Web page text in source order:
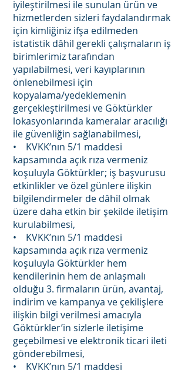
iyileştirilmesi ile sunulan ürün ve
hizmetlerden sizleri faydalandırmak
için kimliğiniz ifşa edilmeden
istatistik dâhil gerekli çalışmaların iş
birimlerimiz tarafından
yapılabilmesi, veri kayıplarının
önlenebilmesi için
kopyalama/yedeklemenin
gerçekleştirilmesi ve Göktürkler
lokasyonlarında kameralar aracılığı
ile güvenliğin sağlanabilmesi,
• KVKK’nın 5/1 maddesi
kapsamında açık rıza vermeniz
koşuluyla Göktürkler; iş başvurusu
etkinlikler ve özel günlere ilişkin
bilgilendirmeler de dâhil olmak
üzere daha etkin bir şekilde iletişim
kurulabilmesi,
• KVKK’nın 5/1 maddesi
kapsamında açık rıza vermeniz
koşuluyla Göktürkler hem
kendilerinin hem de anlaşmalı
olduğu 3. firmaların ürün, avantaj,
indirim ve kampanya ve çekilişlere
ilişkin bilgi verilmesi amacıyla
Göktürkler’in sizlerle iletişime
geçebilmesi ve elektronik ticari ileti
gönderebilmesi,
• KVKK’nın 5/1 maddesi